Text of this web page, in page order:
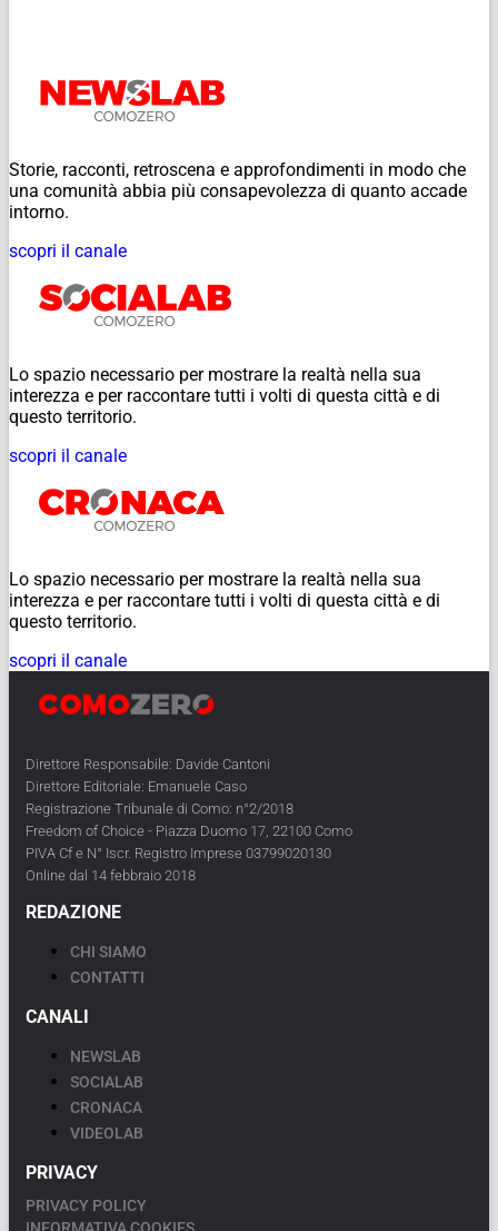
Storie, racconti, retroscena e approfondimenti in modo che
una comunità abbia più consapevolezza di quanto accade
intorno.
scopri il canale
Lo spazio necessario per mostrare la realtà nella sua
interezza e per raccontare tutti i volti di questa città e di
questo territorio.
scopri il canale
Lo spazio necessario per mostrare la realtà nella sua
interezza e per raccontare tutti i volti di questa città e di
questo territorio.
scopri il canale
Direttore Responsabile: Davide Cantoni
Direttore Editoriale: Emanuele Caso
Registrazione Tribunale di Como: n°2/2018
Freedom of Choice - Piazza Duomo 17, 22100 Como
PIVA Cf e N° Iscr. Registro Imprese 03799020130
Online dal 14 febbraio 2018
REDAZIONE
CHI SIAMO
CONTATTI
CANALI
NEWSLAB
SOCIALAB
CRONACA
VIDEOLAB
PRIVACY
PRIVACY POLICY